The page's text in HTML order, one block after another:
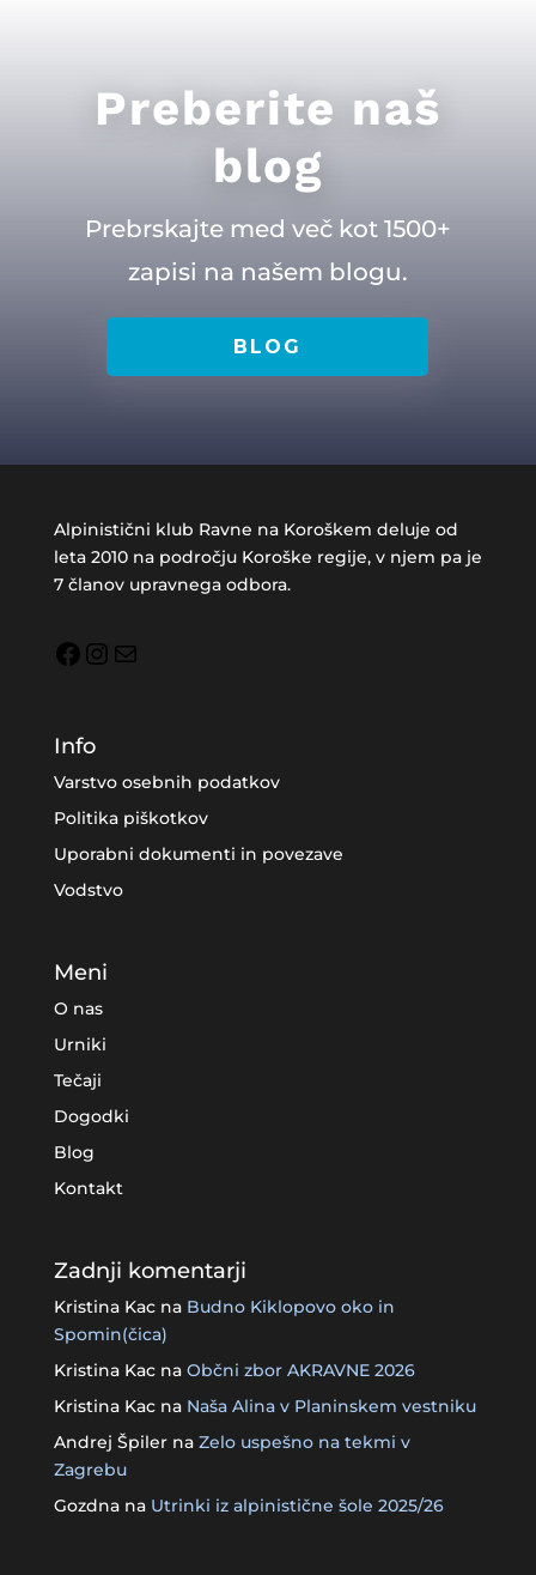
Preberite naš
blog
Prebrskajte med več kot 1500+
zapisi na našem blogu.
BLOG
Alpinistični klub Ravne na Koroškem deluje od
leta 2010 na področju Koroške regije, v njem pa je
7 članov upravnega odbora.
Facebook
Instagram
Info
Varstvo osebnih podatkov
Politika piškotkov
Uporabni dokumenti in povezave
Vodstvo
Meni
O nas
Urniki
Tečaji
Dogodki
Blog
Kontakt
Zadnji komentarji
Kristina Kacna Budno Kiklopovo oko in
Spomin(čica)
Kristina Kacna Občni zbor AKRAVNE 2026
Kristina Kacna Naša Alina v Planinskem vestniku
Andrej Špilerna Zelo uspešno na tekmi v
Zagrebu
Gozdnana Utrinki iz alpinistične šole 2025/26